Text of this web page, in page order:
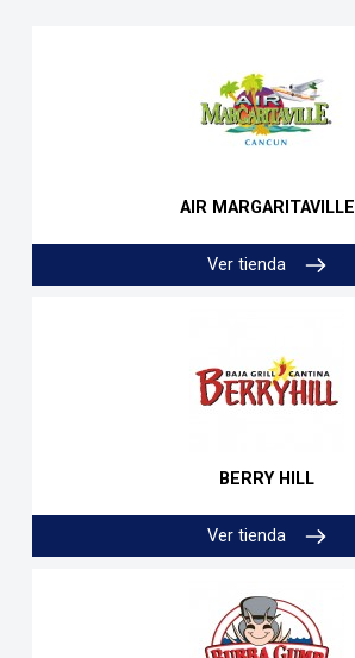
AIR MARGARITAVILLE
Ver tienda
BERRY HILL
Ver tienda